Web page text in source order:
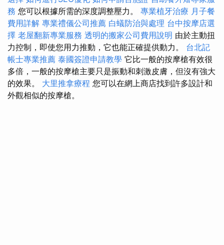
務 您可以根據所需的深度調整壓力。 專業植牙治療 月子餐
費用詳解 專業禮儀公司推薦 白蟻防治與處理 台中按摩店選
擇 老屋翻新專業服務 透明的搬家公司費用說明 由於主動扭
力控制，即使您用力推動，它也能正確提供動力。 台北記
帳士專業推薦 泰國簽證申請教學 它比一般的按摩槍有效很
多倍，一般的按摩槍主要只是振動和刺激皮膚，但沒有強大
的效果。 大里推拿療程 您可以在網上商店找到許多設計和
外觀相似的按摩槍。